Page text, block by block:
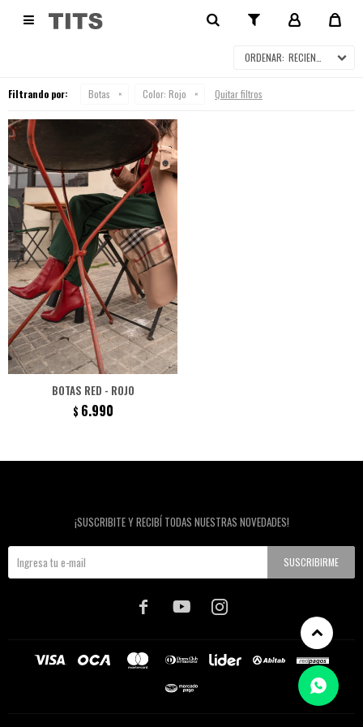

RECIENTES
Filtrando por: Botas Color: Rojo Quitar filtros
BOTAS RED - ROJO
$ 6.990
¡SUSCRIBITE Y RECIBÍ TODAS NUESTRAS NOVEDADES!
SUSCRIBIRME
  